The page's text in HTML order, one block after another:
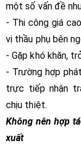
một số vấn đề
- Thi công giá
vị thầu phụ bên
- Gặp khó khăn,
- Trường hợp
trực tiếp nhận
chịu thiệt.
Không nên hợp
xuất